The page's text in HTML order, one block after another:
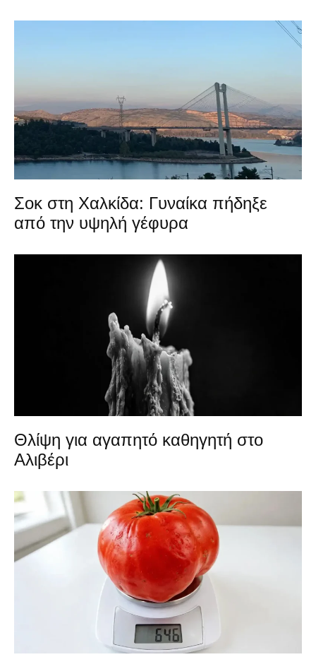
Σοκ στη Χαλκίδα: Γυναίκα πήδηξε
από την υψηλή γέφυρα
Θλίψη για αγαπητό καθηγητή στο
Αλιβέρι